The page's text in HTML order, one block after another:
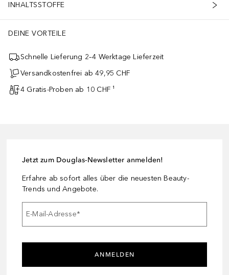
INHALTSSTOFFE
DEINE VORTEILE
Schnelle Lieferung 2–4 Werktage Lieferzeit
Versandkostenfrei ab 49,95 CHF
4 Gratis-Proben ab 10 CHF ¹
Jetzt zum Douglas-Newsletter anmelden!
Erfahre ab sofort alles über die neuesten Beauty-
Trends und Angebote.
E-Mail-Adresse*
ANMELDEN